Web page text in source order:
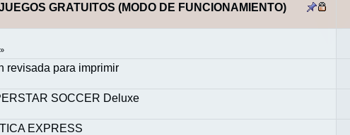
GRATUITOS (MODO DE FUNCIONAMIENTO)
»
revisada para imprimir
SOCCER Deluxe
EXPRESS